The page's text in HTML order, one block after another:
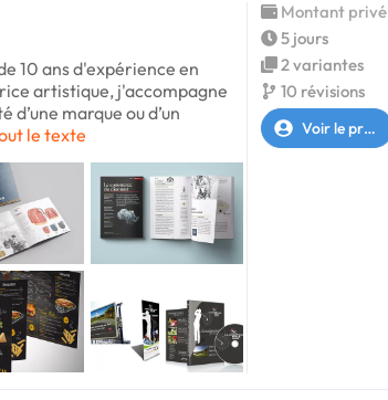
10 ans d'expérience en
artistique, j'accompagne
marque ou d’un
le texte
Montant privé
5 jours
2 variantes
10 révisions
Voir le profil